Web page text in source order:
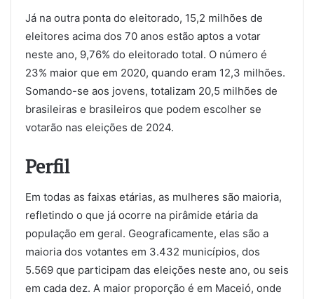
Já na outra ponta do eleitorado, 15,2 milhões de
eleitores acima dos 70 anos estão aptos a votar
neste ano, 9,76% do eleitorado total. O número é
23% maior que em 2020, quando eram 12,3 milhões.
Somando-se aos jovens, totalizam 20,5 milhões de
brasileiras e brasileiros que podem escolher se
votarão nas eleições de 2024.
Perfil
Em todas as faixas etárias, as mulheres são maioria,
refletindo o que já ocorre na pirâmide etária da
população em geral. Geograficamente, elas são a
maioria dos votantes em 3.432 municípios, dos
5.569 que participam das eleições neste ano, ou seis
em cada dez. A maior proporção é em Maceió, onde